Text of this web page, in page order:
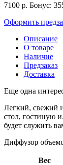
7100 р. Бонус:
Оформить
Описание
О товаре
Наличие
Предзаказ
Доставка
Еще одна
Легкий, свежий
стол, гостиную
будет служить
Диффузор
Вес